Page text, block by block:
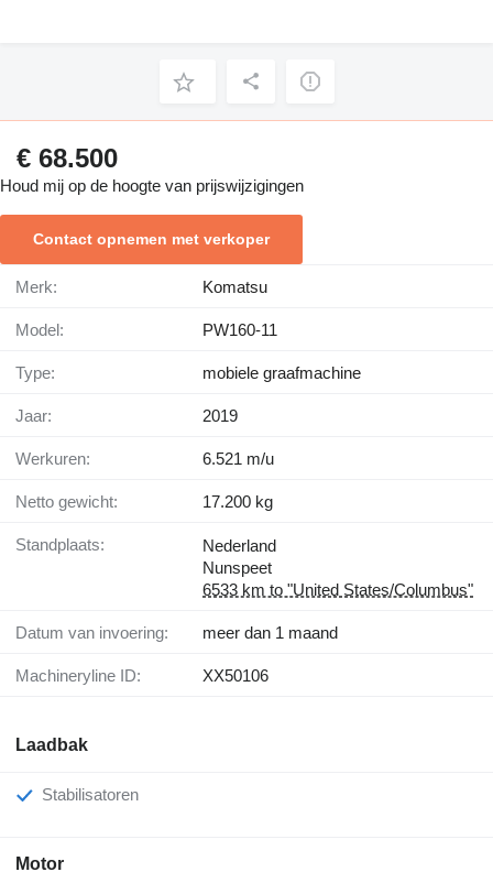
€ 68.500
Houd mij op de hoogte van prijswijzigingen
Contact opnemen met verkoper
Merk: Komatsu
Model: PW160-11
Type: mobiele graafmachine
Jaar: 2019
Werkuren: 6.521 m/u
Netto gewicht: 17.200 kg
Standplaats:
Nederland
Nunspeet
6533 km to "United States/Columbus"
Datum van invoering: meer dan 1 maand
Machineryline ID: XX50106
Laadbak
Stabilisatoren
Motor